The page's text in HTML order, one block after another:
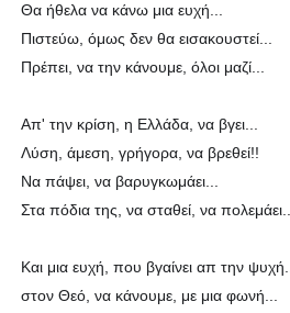
Θα ήθελα να κάνω μια ευχή...
Πιστεύω, όμως δεν θα εισακουστεί...
Πρέπει, να την κάνουμε, όλοι μαζί...
Απ' την κρίση, η Ελλάδα, να βγει...
Λύση, άμεση, γρήγορα, να βρεθεί!!
Να πάψει, να βαρυγκωμάει...
Στα πόδια της, να σταθεί, να πολεμάει...
Και μια ευχή, που βγαίνει απ την ψυχή...
στον Θεό, να κάνουμε, με μια φωνή...